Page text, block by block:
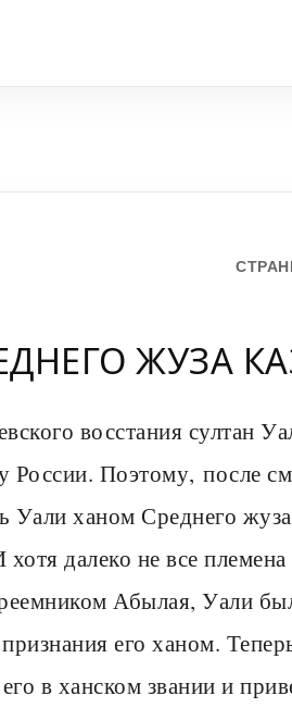
ЖУЗА
восстания султан
России. Поэтому, после
Уали ханом Среднего
далеко не все
Абылая, Уали
его ханом.
в ханском звании и